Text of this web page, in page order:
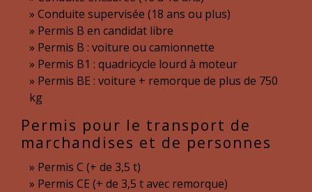
Conduite supervisée (18 ans ou plus)
Permis B en candidat libre
Permis B : voiture ou camionnette
Permis B1 : quadricycle lourd à moteur
Permis BE : voiture + remorque de plus de 750
kg
Permis pour le transport de
marchandises et de personnes
Permis C (+ de 3,5 t)
Permis CE (+ de 3,5 t avec remorque)